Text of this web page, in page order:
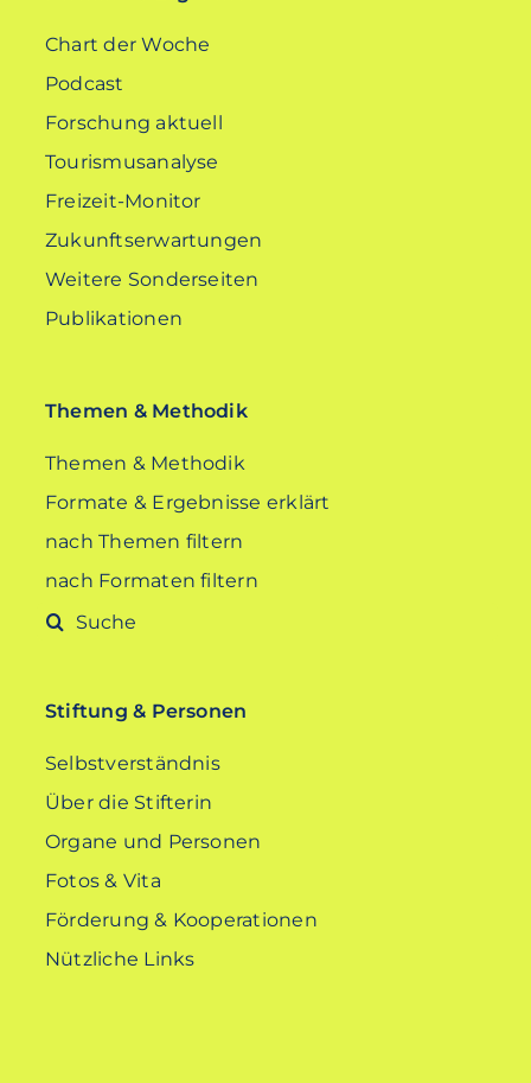
Chart der Woche
Podcast
Forschung aktuell
Tourismusanalyse
Freizeit-Monitor
Zukunftserwartungen
Weitere Sonderseiten
Publikationen
Themen & Methodik
Themen & Methodik
Formate & Ergebnisse erklärt
nach Themen filtern
nach Formaten filtern
Suche
Stiftung & Personen
Selbstverständnis
Über die Stifterin
Organe und Personen
Fotos & Vita
Förderung & Kooperationen
Nützliche Links